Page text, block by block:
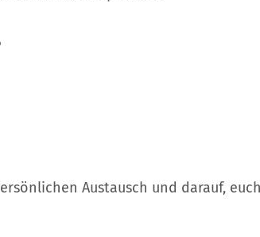
Austausch und darauf,